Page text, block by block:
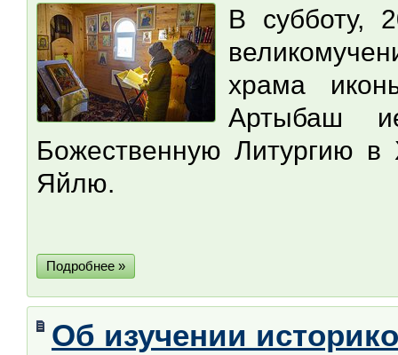
В субботу,
храма
Артыбаш
Божественную Литургию
Яйлю.
Подробнее »
Об изучении